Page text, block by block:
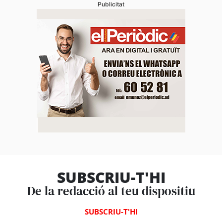
Publicitat
SUBSCRIU-T'HI
De la redacció al teu dispositiu
SUBSCRIU-T'HI